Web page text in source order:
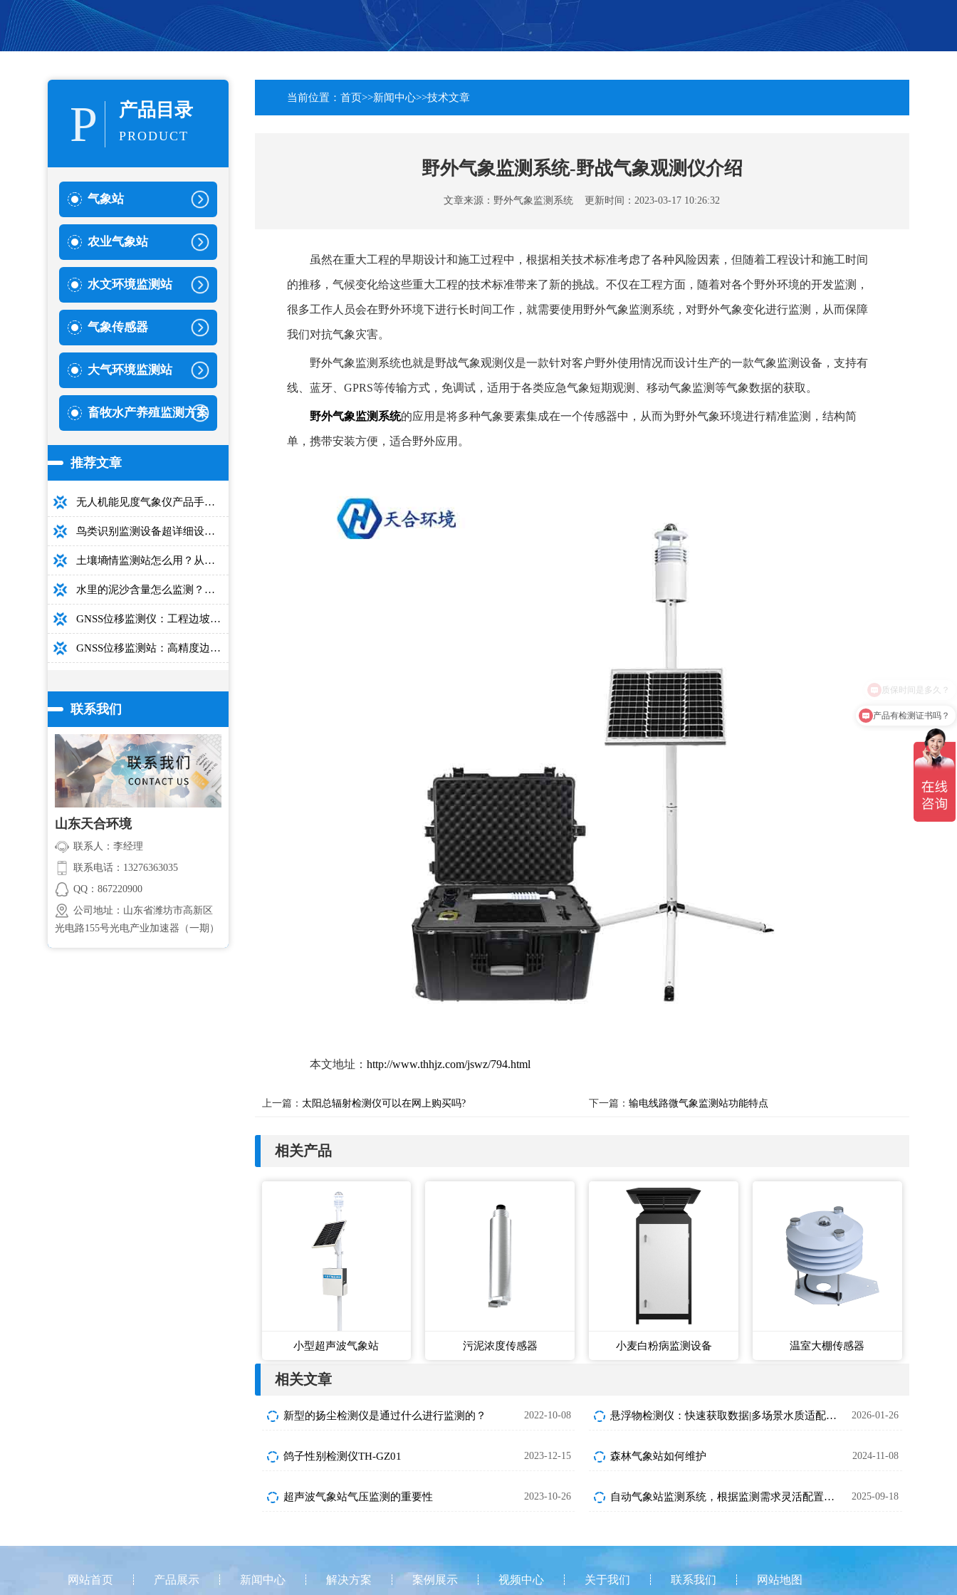
P 产品目录
PRODUCT
气象站
农业气象站
水文环境监测站
气象传感器
大气环境监测站
畜牧水产养殖监测方案
推荐文章
无人机能见度气象仪产品手册：型号推荐+详细性能参数+对比表+选购指南
鸟类识别监测设备超详细设备选型指南
土壤墒情监测站怎么用？从安装到数据解读的完整操作手册
水里的泥沙含量怎么监测？用这款光电测沙仪超方便！
GNSS位移监测仪：工程边坡毫米级高精度安全监测设备
GNSS位移监测站：高精度边坡大坝桥梁安全监测设备介绍
联系我们
山东天合环境
联系人：李经理
联系电话：13276363035
QQ：867220900
公司地址：山东省潍坊市高新区
光电路155号光电产业加速器（一期）
当前位置： 首页>>新闻中心>>技术文章
野外气象监测系统-野战气象观测仪介绍
文章来源： 野外气象监测系统 更新时间：2023-03-17 10:26:32
虽然在重大工程的早期设计和施工过程中，根据相关技术标准考虑了各种风险因素，但随着工程设计和施工时间
的推移，气候变化给这些重大工程的技术标准带来了新的挑战。不仅在工程方面，随着对各个野外环境的开发监测，
很多工作人员会在野外环境下进行长时间工作，就需要使用野外气象监测系统，对野外气象变化进行监测，从而保障
我们对抗气象灾害。
野外气象监测系统也就是野战气象观测仪是一款针对客户野外使用情况而设计生产的一款气象监测设备，支持有
线、蓝牙、GPRS等传输方式，免调试，适用于各类应急气象短期观测、移动气象监测等气象数据的获取。
野外气象监测系统的应用是将多种气象要素集成在一个传感器中，从而为野外气象环境进行精准监测，结构简
单，携带安装方便，适合野外应用。
本文地址：http://www.thhjz.com/jswz/794.html
上一篇： 太阳总辐射检测仪可以在网上购买吗? 下一篇：输电线路微气象监测站功能特点
相关产品
小型超声波气象站 污泥浓度传感器 小麦白粉病监测设备 温室大棚传感器
相关文章
新型的扬尘检测仪是通过什么进行监测的？ 2022-10-08 悬浮物检测仪：快速获取数据|多场景水质适配|操作简单 2026-01-26
鸽子性别检测仪TH-GZ01 2023-12-15 森林气象站如何维护 2024-11-08
超声波气象站气压监测的重要性 2023-10-26 自动气象站监测系统，根据监测需求灵活配置模块 2025-09-18
网站首页 产品展示 新闻中心 解决方案 案例展示 视频中心 关于我们 联系我们 网站地图
产品有检测证书吗？